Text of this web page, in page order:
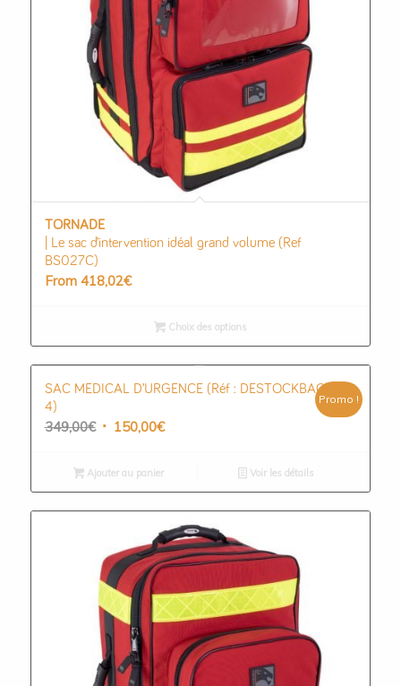
TORNADE
| Le sac d’intervention idéal grand volume (Ref
BS027C)
From 418,02€
Choix des options
SAC MEDICAL D’URGENCE (Réf : DESTOCKBAG
4)
349,00€ Le
initial
était :
349,00€.
150,00€Le
actuel
est :
150,00€.
Promo !
Ajouter au panier Voir les détails